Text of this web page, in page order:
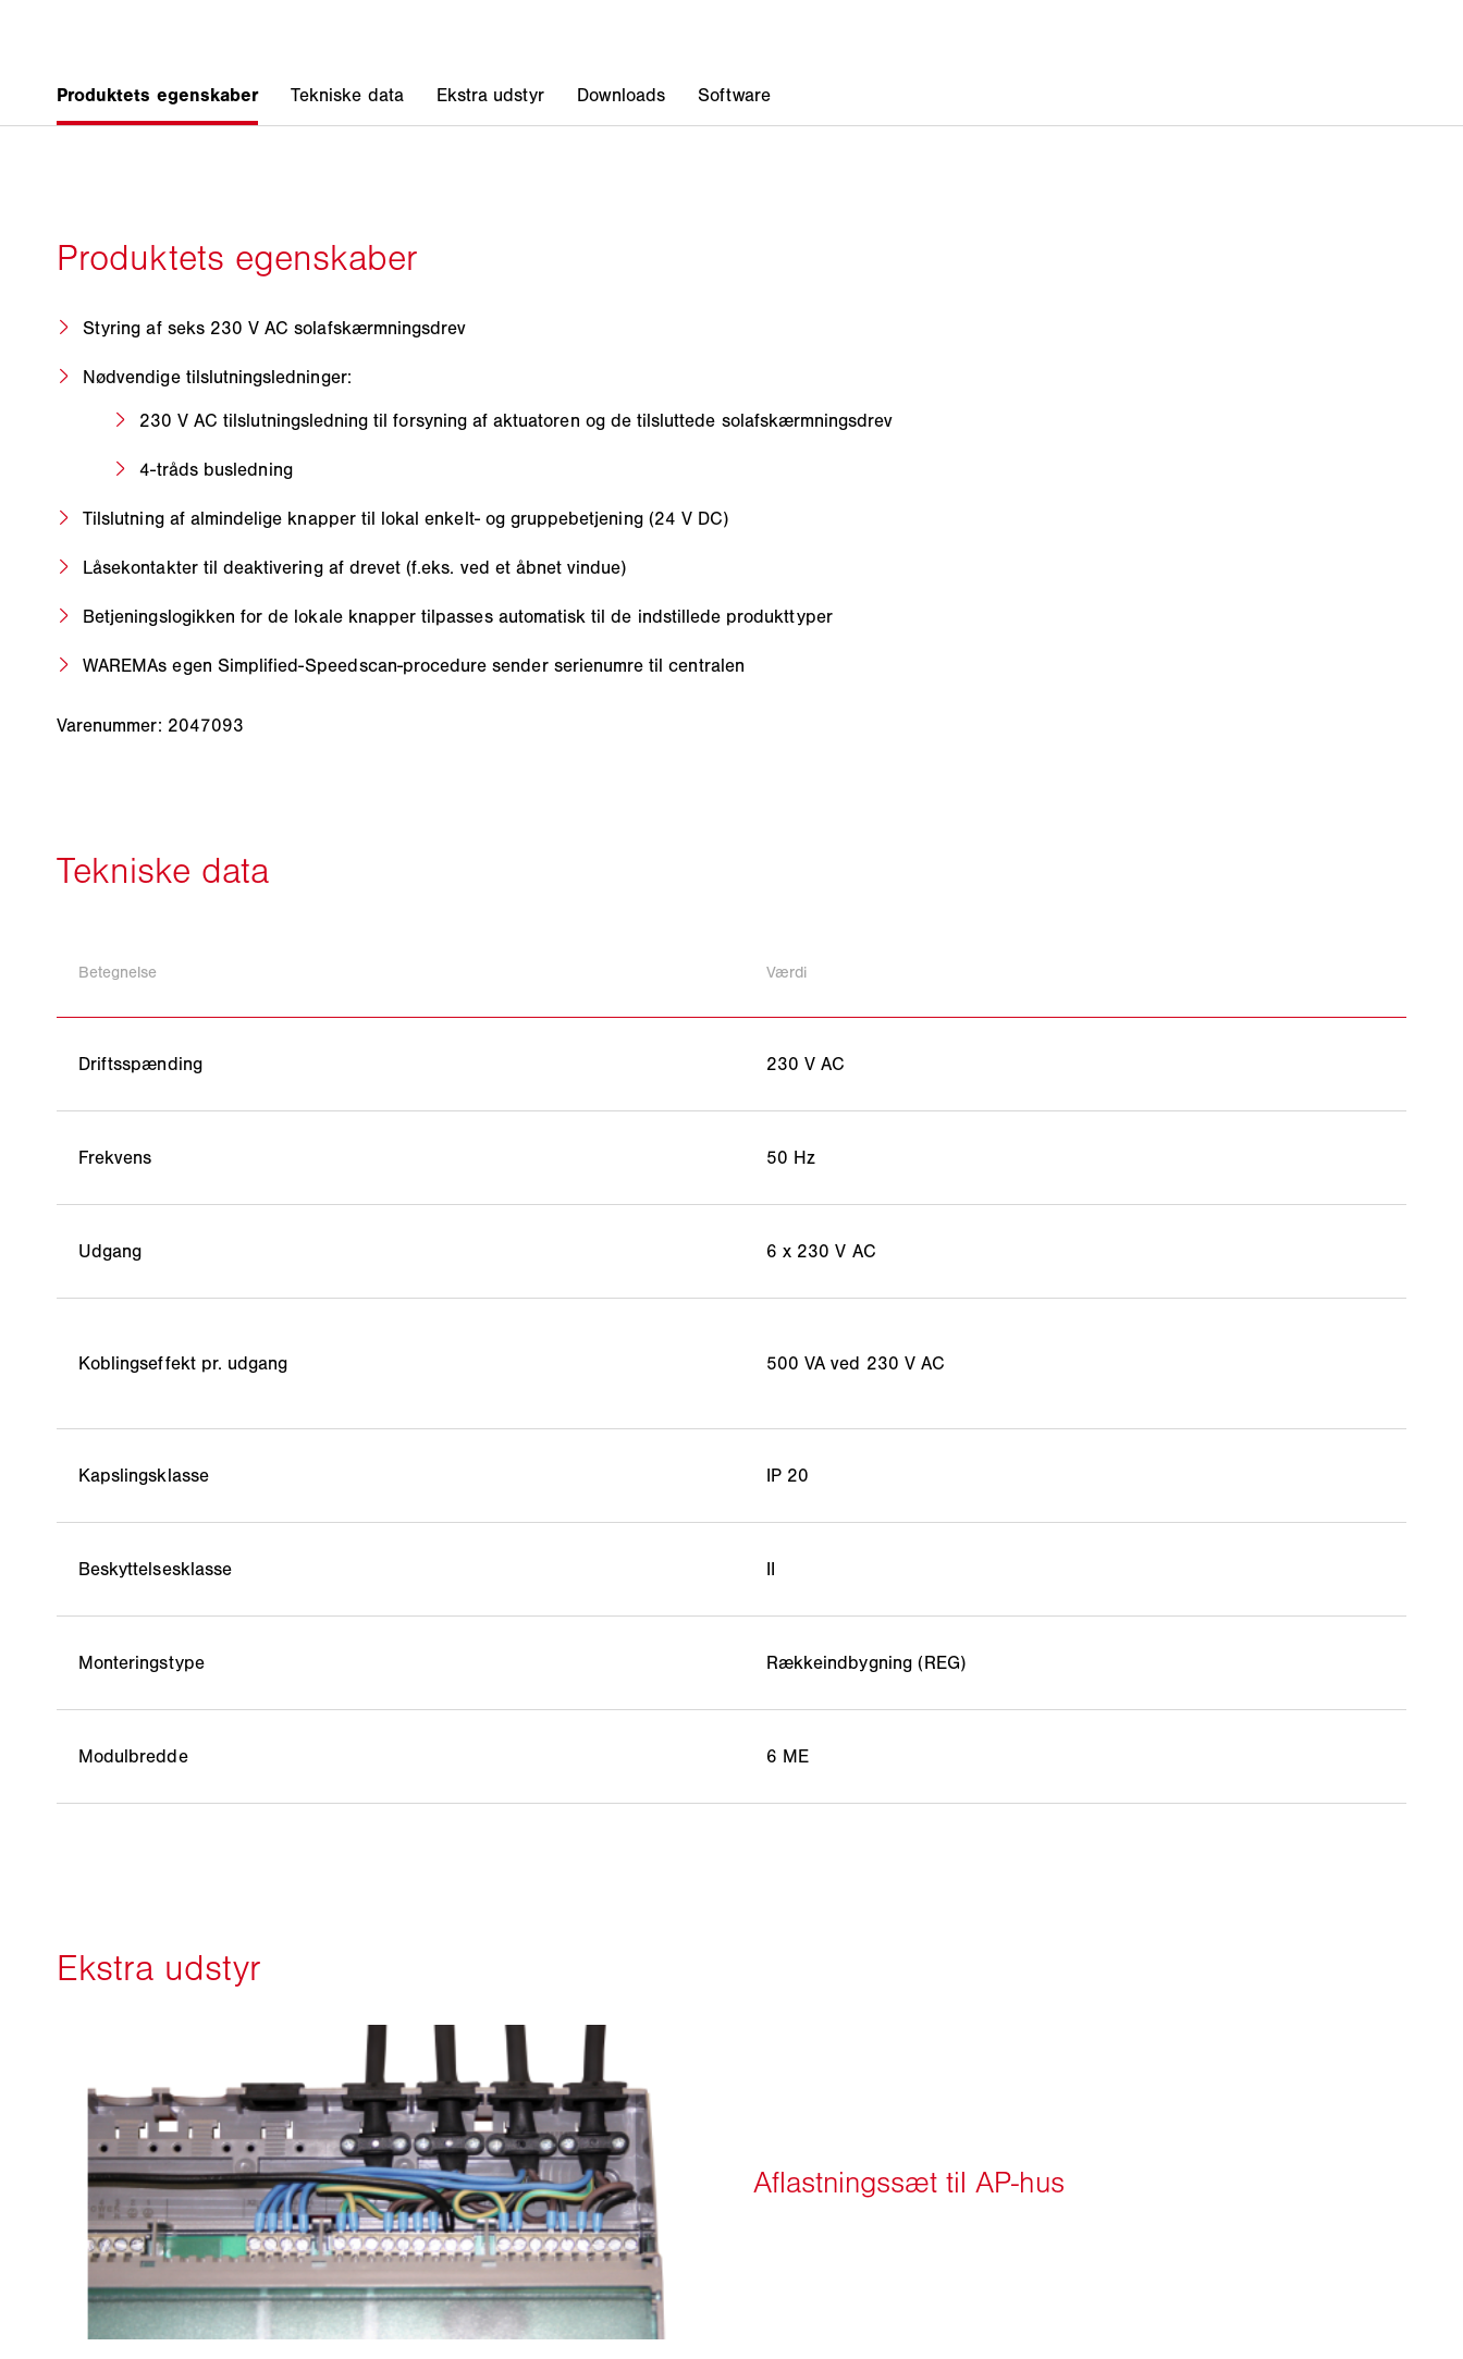
Styring af seks 230 V AC solafskærmningsdrev
Nødvendige tilslutningsledninger:
230 V AC tilslutningsledning til forsyning af aktuatoren og de tilsluttede solafskærmningsdrev
4-tråds busledning
Tilslutning af almindelige knapper til lokal enkelt- og gruppebetjening (24 V DC)
Låsekontakter til deaktivering af drevet (f.eks. ved et åbnet vindue)
Betjeningslogikken for de lokale knapper tilpasses automatisk til de indstillede produkttyper
WAREMAs egen Simplified-Speedscan-procedure sender serienumre til centralen
Varenummer: 2047093
Betegnelse Værdi
Driftsspænding 230 V AC
Frekvens 50 Hz
Udgang 6 x 230 V AC
Koblingseffekt pr. udgang 500 VA ved 230 V AC
Kapslingsklasse IP 20
Beskyttelsesklasse II
Monteringstype Rækkeindbygning (REG)
Modulbredde 6 ME